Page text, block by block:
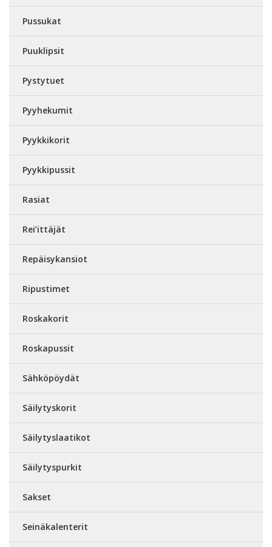
Pussukat
Puuklipsit
Pystytuet
Pyyhekumit
Pyykkikorit
Pyykkipussit
Rasiat
Rei’ittäjät
Repäisykansiot
Ripustimet
Roskakorit
Roskapussit
Sähköpöydät
Säilytyskorit
Säilytyslaatikot
Säilytyspurkit
Sakset
Seinäkalenterit